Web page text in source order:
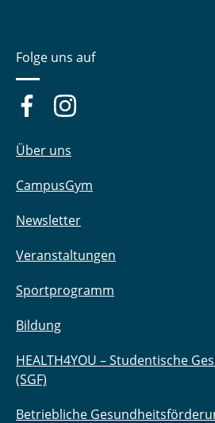
Folge uns auf
Über uns
CampusGym
Newsletter
Veranstaltungen
Sportprogramm
Bildung
HEALTH4YOU – Studentische
(SGF)
Betriebliche